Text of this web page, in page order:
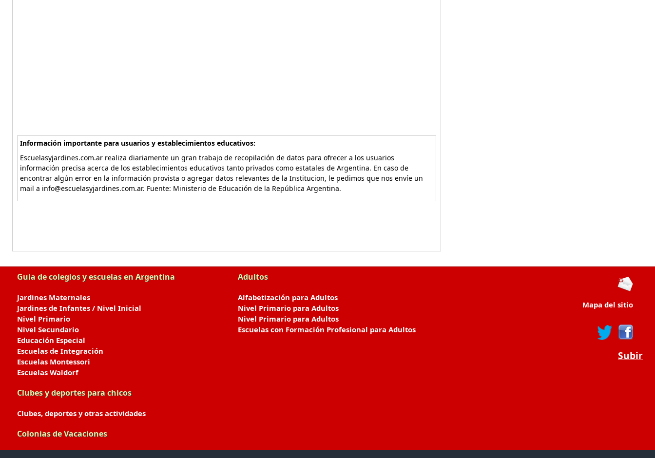
Información importante para usuarios y establecimientos educativos:
Escuelasyjardines.com.ar realiza diariamente un gran trabajo de recopilación de datos para ofrecer a los usuarios
información precisa acerca de los establecimientos educativos tanto privados como estatales de Argentina. En caso de
encontrar algún error en la información provista o agregar datos relevantes de la Institucion, le pedimos que nos envíe un
mail a info@escuelasyjardines.com.ar. Fuente: Ministerio de Educación de la República Argentina.
Guia de colegios y escuelas en Argentina
Jardines Maternales
Jardines de Infantes / Nivel Inicial
Nivel Primario
Nivel Secundario
Educación Especial
Escuelas de Integración
Escuelas Montessori
Escuelas Waldorf
Clubes y deportes para chicos
Clubes, deportes y otras actividades
Colonias de Vacaciones
Adultos
Alfabetización para Adultos
Nivel Primario para Adultos
Nivel Primario para Adultos
Escuelas con Formación Profesional para Adultos
Mapa del sitio
Subir